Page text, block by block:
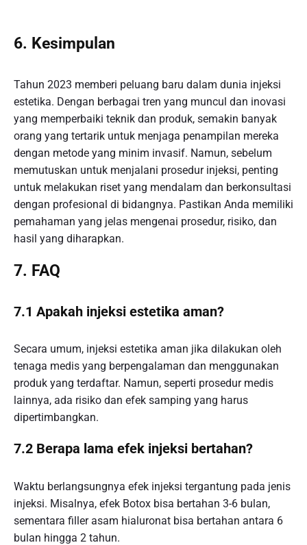
6. Kesimpulan
Tahun 2023 memberi peluang baru dalam dunia injeksi
estetika. Dengan berbagai tren yang muncul dan inovasi
yang memperbaiki teknik dan produk, semakin banyak
orang yang tertarik untuk menjaga penampilan mereka
dengan metode yang minim invasif. Namun, sebelum
memutuskan untuk menjalani prosedur injeksi, penting
untuk melakukan riset yang mendalam dan berkonsultasi
dengan profesional di bidangnya. Pastikan Anda memiliki
pemahaman yang jelas mengenai prosedur, risiko, dan
hasil yang diharapkan.
7. FAQ
7.1 Apakah injeksi estetika aman?
Secara umum, injeksi estetika aman jika dilakukan oleh
tenaga medis yang berpengalaman dan menggunakan
produk yang terdaftar. Namun, seperti prosedur medis
lainnya, ada risiko dan efek samping yang harus
dipertimbangkan.
7.2 Berapa lama efek injeksi bertahan?
Waktu berlangsungnya efek injeksi tergantung pada jenis
injeksi. Misalnya, efek Botox bisa bertahan 3-6 bulan,
sementara filler asam hialuronat bisa bertahan antara 6
bulan hingga 2 tahun.